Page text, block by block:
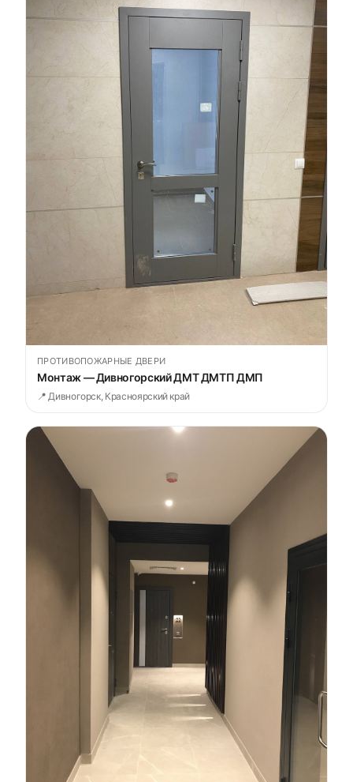
ПРОТИВОПОЖАРНЫЕ ДВЕРИ
Монтаж — Дивногорский ДМТ ДМТП ДМП
📍 Дивногорск, Красноярский край